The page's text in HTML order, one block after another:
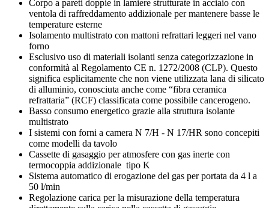
Corpo a pareti doppie in lamiere strutturate in acciaio con
ventola di raffreddamento addizionale per mantenere basse le
temperature esterne
Isolamento multistrato con mattoni refrattari leggeri nel vano
forno
Esclusivo uso di materiali isolanti senza categorizzazione in
conformità al Regolamento CE n. 1272/2008 (CLP). Questo
significa esplicitamente che non viene utilizzata lana di silicato
di alluminio, conosciuta anche come “fibra ceramica
refrattaria” (RCF) classificata come possibile cancerogeno.
Basso consumo energetico grazie alla struttura isolante
multistrato
I sistemi con forni a camera N 7/H - N 17/HR sono concepiti
come modelli da tavolo
Cassette di gasaggio per atmosfere con gas inerte con
termocoppia addizionale tipo K
Sistema automatico di erogazione del gas per portata da 4 l a
50 l/min
Regolazione carica per la misurazione della temperatura